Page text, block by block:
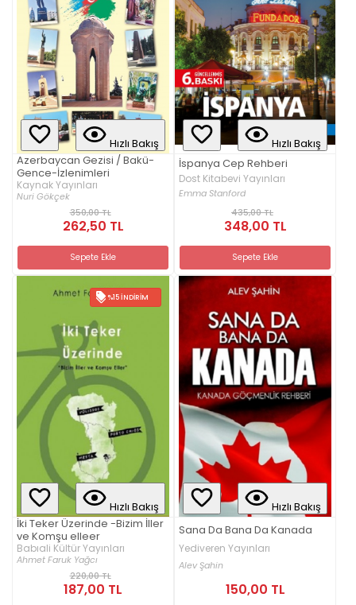
Hızlı Bakış
Azerbaycan Gezisi / Bakü-
Gence-İzlenimleri
Kaynak Yayınları
Nuri Gökçek
350,00 TL
262,50 TL
Sepete Ekle
Hızlı Bakış
İspanya Cep Rehberi
Dost Kitabevi Yayınları
Emma Stanford
435,00 TL
348,00 TL
Sepete Ekle
%15 İNDIRIM
Hızlı Bakış
İki Teker Üzerinde -Bizim İller
ve Komşu elleer
Babıali Kültür Yayınları
Ahmet Faruk Yağcı
220,00 TL
187,00 TL
Hızlı Bakış
Sana Da Bana Da Kanada
Yediveren Yayınları
Alev Şahin
150,00 TL